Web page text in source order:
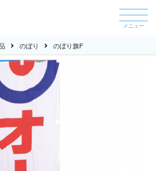
メニュー
のぼり のぼり旗F